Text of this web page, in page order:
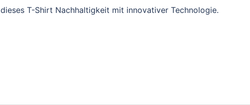
T-Shirt Nachhaltigkeit mit innovativer Technologie.